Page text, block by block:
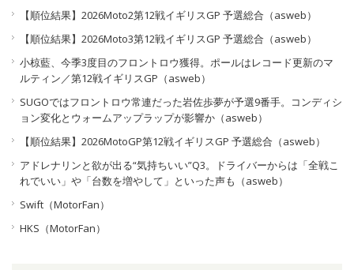
【順位結果】2026Moto2第12戦イギリスGP 予選総合（asweb）
【順位結果】2026Moto3第12戦イギリスGP 予選総合（asweb）
小椋藍、今季3度目のフロントロウ獲得。ポールはレコード更新のマ
ルティン／第12戦イギリスGP（asweb）
SUGOではフロントロウ常連だった岩佐歩夢が予選9番手。コンディシ
ョン変化とウォームアップラップが影響か（asweb）
【順位結果】2026MotoGP第12戦イギリスGP 予選総合（asweb）
アドレナリンと欲が出る“気持ちいい”Q3。ドライバーからは「全戦こ
れでいい」や「台数を増やして」といった声も（asweb）
Swift（MotorFan）
HKS（MotorFan）